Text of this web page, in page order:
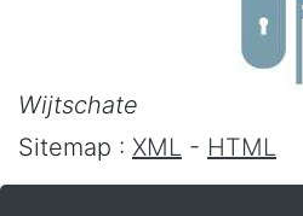
Wijtschate
Sitemap : XML - HTML